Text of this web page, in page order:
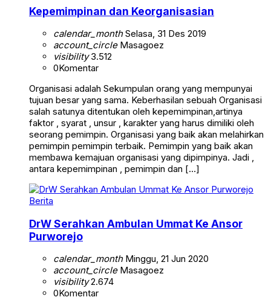
Kepemimpinan dan Keorganisasian
calendar_monthSelasa, 31 Des 2019
account_circleMasagoez
visibility3.512
0Komentar
Organisasi adalah Sekumpulan orang yang mempunyai
tujuan besar yang sama. Keberhasilan sebuah Organisasi
salah satunya ditentukan oleh kepemimpinan,artinya
faktor , syarat , unsur , karakter yang harus dimiliki oleh
seorang pemimpin. Organisasi yang baik akan melahirkan
pemimpin pemimpin terbaik. Pemimpin yang baik akan
membawa kemajuan organisasi yang dipimpinya. Jadi ,
antara kepemimpinan , pemimpin dan […]
Berita
DrW Serahkan Ambulan Ummat Ke Ansor
Purworejo
calendar_monthMinggu, 21 Jun 2020
account_circleMasagoez
visibility2.674
0Komentar